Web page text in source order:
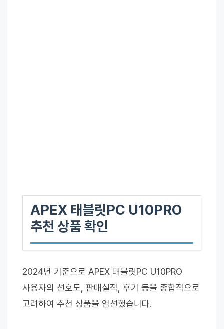
APEX 태블릿PC U10PRO
추천 상품 확인
2024년 기준으로 APEX 태블릿PC U10PRO
사용자의 선호도, 판매실적, 후기 등을 종합적으로
고려하여 추천 상품을 엄선했습니다.